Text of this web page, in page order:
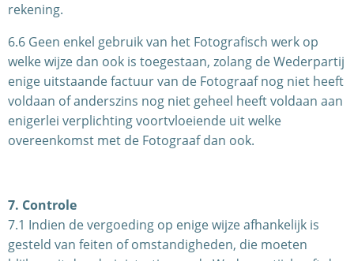
rekening.
6.6 Geen enkel gebruik van het Fotografisch werk op
welke wijze dan ook is toegestaan, zolang de Wederpartij
enige uitstaande factuur van de Fotograaf nog niet heeft
voldaan of anderszins nog niet geheel heeft voldaan aan
enigerlei verplichting voortvloeiende uit welke
overeenkomst met de Fotograaf dan ook.
7. Controle
7.1 Indien de vergoeding op enige wijze afhankelijk is
gesteld van feiten of omstandigheden, die moeten